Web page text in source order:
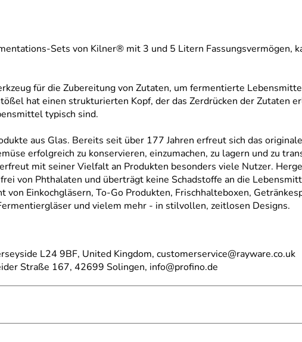
Sets von Kilner® mit 3 und 5 Litern Fassungsvermögen,
für die Zubereitung von Zutaten, um fermentierte
hat einen strukturierten Kopf, der das Zerdrücken der Zutaten
typisch sind.
aus Glas. Bereits seit über 177 Jahren erfreut sich das
erfolgreich zu konservieren, einzumachen, zu lagern und zu
mit seiner Vielfalt an Produkten besonders viele Nutzer.
von Phthalaten und überträgt keine Schadstoffe an die
Einkochgläsern, To-Go Produkten, Frischhalteboxen,
und vielem mehr - in stilvollen, zeitlosen Designs.
L24 9BF, United Kingdom, customerservice@rayware.co.uk
Straße 167, 42699 Solingen, info@profino.de